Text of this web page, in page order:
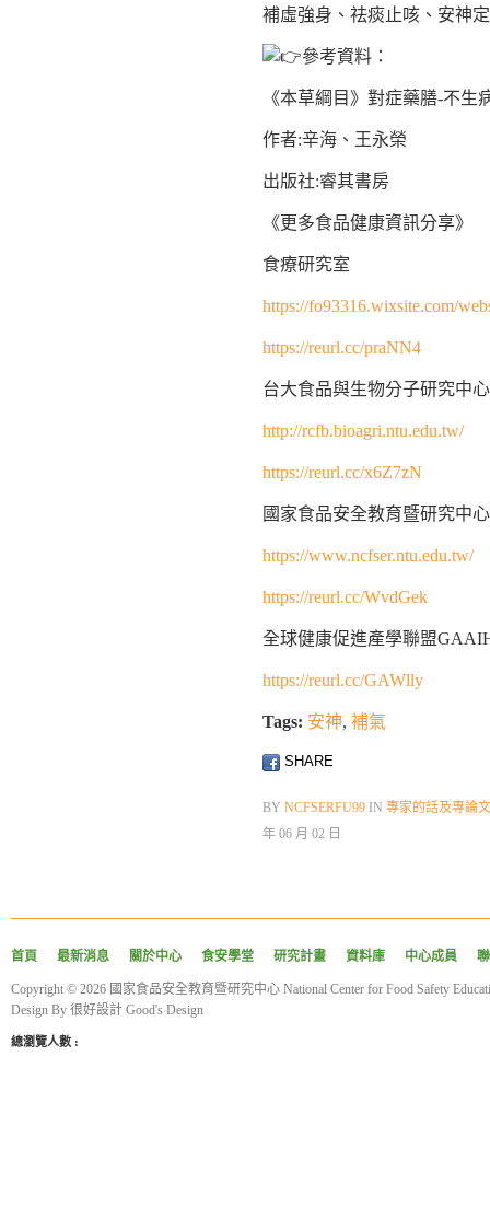
補虛強身、祛痰止咳、安神
參考資料：
《本草綱目》對症藥膳-不生
作者:辛海、王永榮
出版社:睿其書房
《更多食品健康資訊分享》
食療研究室
https://fo93316.wixsite.com/
https://reurl.cc/praNN4
台大食品與生物分子研究中心
http://rcfb.bioagri.ntu.edu.tw/
https://reurl.cc/x6Z7zN
國家食品安全教育暨研究中心
https://www.ncfser.ntu.edu.tw/
https://reurl.cc/WvdGek
全球健康促進產學聯盟
https://reurl.cc/GAWlly
Tags: 安神, 補氣
SHARE
BY NCFSERFU99 IN 專家的話及專論
年 06 月 02 日
首頁 最新消息 關於中心 食安學堂 研究計畫 資料庫 中心成員
Copyright © 2026 國家食品安全教育暨研究中心 National Center for Food Safety
Design By 很好設計 Good's Design
總瀏覽人數 :